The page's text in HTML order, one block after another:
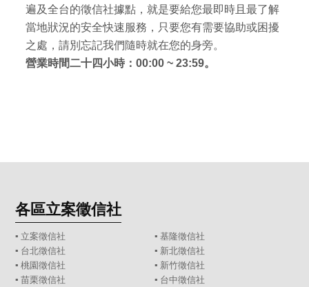
遍及全台的徵信社據點，就是要給您最即時且最了解
當地狀況的安全快速服務，只要您有需要協助或困擾
之處，請別忘記我們隨時就在您的身旁。
營業時間二十四小時：00:00 ~ 23:59。
各區立案徵信社
▪ 立案徵信社 ▪ 基隆徵信社
▪ 台北徵信社 ▪ 新北徵信社
▪桃園徵信社 ▪ 新竹徵信社
▪苗栗徵信社 ▪ 台中徵信社